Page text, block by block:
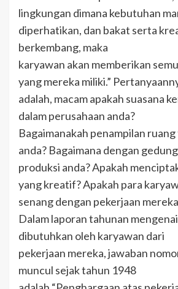
lingkungan dimana kebutuhan
diperhatikan, dan bakat serta
berkembang, maka
karyawan akan memberikan
yang mereka miliki.”
adalah, macam apakah suasana
dalam perusahaan anda?
Bagaimanakah penampilan
anda? Bagaimana dengan gedung
produksi anda? Apakah
yang kreatif? Apakah para
senang dengan pekerjaan
Dalam laporan tahunan
dibutuhkan oleh karyawan dari
pekerjaan mereka, jawaban
muncul sejak tahun 1948